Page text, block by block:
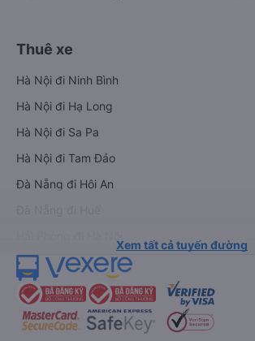
Thuê xe
Hà Nội đi Ninh Bình
Hà Nội đi Hạ Long
Hà Nội đi Sa Pa
Hà Nội đi Tam Đảo
Đà Nẵng đi Hội An
Xem tất cả tuyến đường